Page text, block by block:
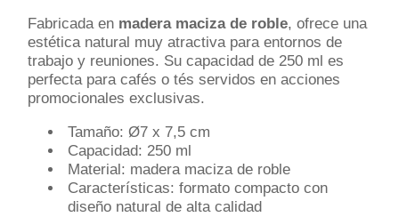
Fabricada en madera maciza de roble, ofrece una
estética natural muy atractiva para entornos de
trabajo y reuniones. Su capacidad de 250 ml es
perfecta para cafés o tés servidos en acciones
promocionales exclusivas.
Tamaño: Ø7 x 7,5 cm
Capacidad: 250 ml
Material: madera maciza de roble
Características: formato compacto con
diseño natural de alta calidad